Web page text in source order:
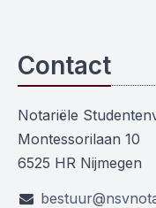
Contact
Notariële
Montessorilaan 10
6525 HR Nijmegen